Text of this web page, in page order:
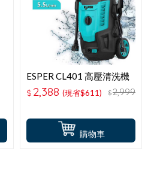
購物車
ESPER CL401 高壓清洗機
$ 2,388 (現省$611) $2,999